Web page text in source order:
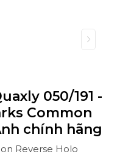
050/191 -
Common
chính hãng
Reverse Holo